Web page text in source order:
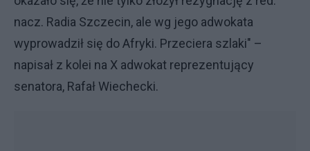
nacz. Radia Szczecin, ale wg jego adwokata
wyprowadził się do Afryki. Przeciera szlaki" –
napisał z kolei na X adwokat reprezentujący
senatora, Rafał Wiechecki.